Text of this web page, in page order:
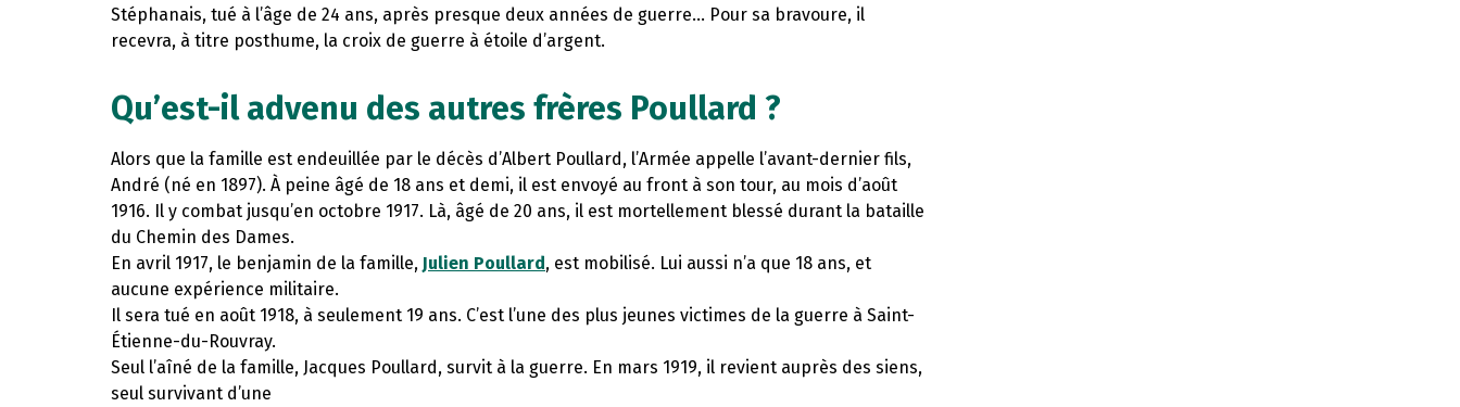
Stéphanais, tué à l’âge de 24 ans, après presque deux années de guerre… Pour sa bravoure, il
recevra, à titre posthume, la croix de guerre à étoile d’argent.
Qu’est-il advenu des autres frères Poullard ?
Alors que la famille est endeuillée par le décès d’Albert Poullard, l’Armée appelle l’avant-dernier fils,
André (né en 1897). À peine âgé de 18 ans et demi, il est envoyé au front à son tour, au mois d’août
1916. Il y combat jusqu’en octobre 1917. Là, âgé de 20 ans, il est mortellement blessé durant la bataille
du Chemin des Dames.
En avril 1917, le benjamin de la famille, Julien Poullard, est mobilisé. Lui aussi n’a que 18 ans, et
aucune expérience militaire.
Il sera tué en août 1918, à seulement 19 ans. C’est l’une des plus jeunes victimes de la guerre à Saint-
Étienne-du-Rouvray.
Seul l’aîné de la famille, Jacques Poullard, survit à la guerre. En mars 1919, il revient auprès des siens,
seul survivant d’une